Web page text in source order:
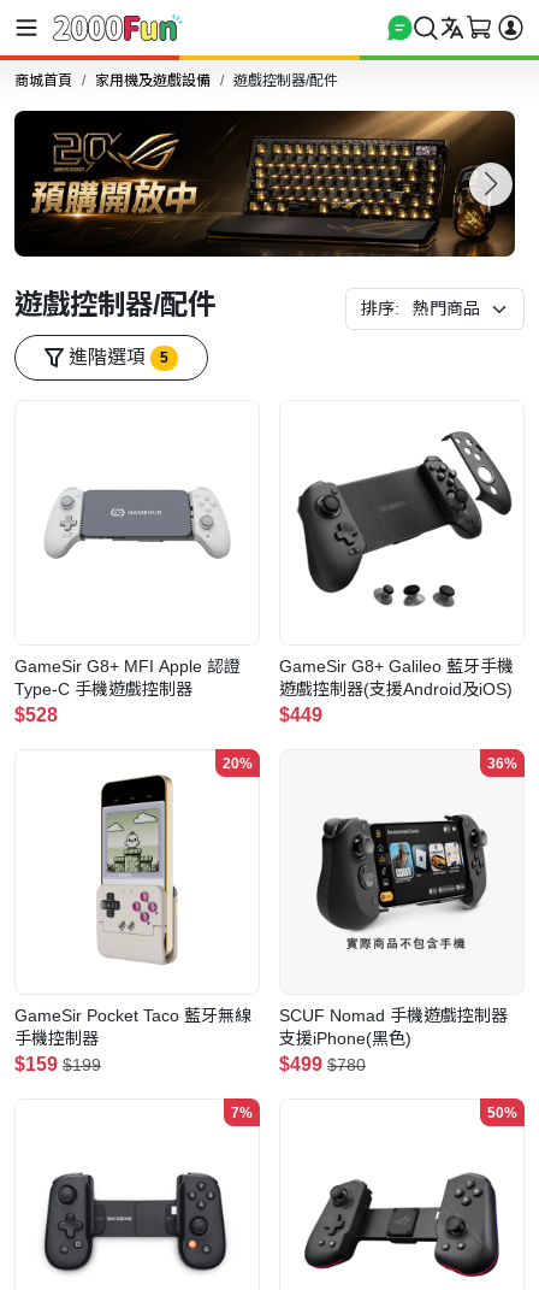
商城首頁 家用機及遊戲設備 遊戲控制器/配件
遊戲控制器/配件 排序:
進階選項 5
GameSir G8+ MFI Apple 認證
Type-C 手機遊戲控制器
$528
GameSir G8+ Galileo 藍牙手機
遊戲控制器(支援Android及iOS)
$449
20%
GameSir Pocket Taco 藍牙無線
手機控制器
$159 $199
36%
SCUF Nomad 手機遊戲控制器
支援iPhone(黑色)
$499 $780
7% 50%